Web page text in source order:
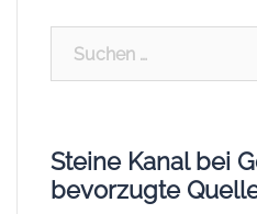
Steine Kanal bei
bevorzugte